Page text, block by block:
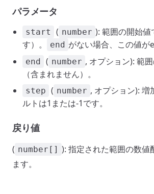
パラメータ
start ( number ): 範囲の開始値
す）。
end がない場合、この値が
end ( number , オプション): 範
（含まれません）。
step ( number , オプション): 増
ルトは1または-1です。
戻り値
( number[] ): 指定された範囲の数値
ます。